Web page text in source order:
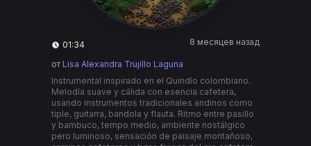
01:34 8 месяцев назад
от Lisa Alexandra Trujillo Laguna
Instrumental inspirado en el Quindío colombiano.
Melodía suave y cálida con esencia cafetera,
usando instrumentos tradicionales andinos como
tiple, guitarra, bandola y flauta. Ritmo entre pasillo
y bambuco, tempo medio, ambiente nostálgico
pero luminoso, sensación de paisaje montañoso,